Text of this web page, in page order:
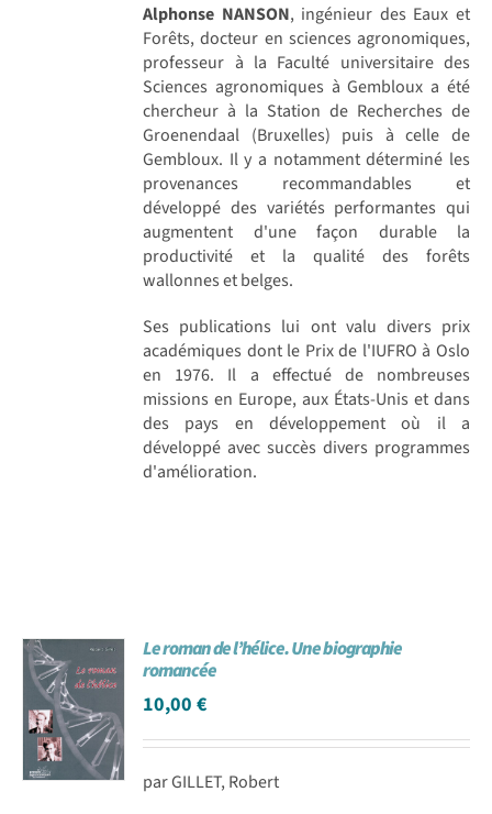
Alphonse NANSON, ingénieur des Eaux et
Forêts, docteur en sciences agronomiques,
professeur à la Faculté universitaire des
Sciences agronomiques à Gembloux a été
chercheur à la Station de Recherches de
Groenendaal (Bruxelles) puis à celle de
Gembloux. Il y a notamment déterminé les
provenances recommandables et
développé des variétés performantes qui
augmentent d'une façon durable la
productivité et la qualité des forêts
wallonnes et belges.
Ses publications lui ont valu divers prix
académiques dont le Prix de l'IUFRO à Oslo
en 1976. Il a effectué de nombreuses
missions en Europe, aux États-Unis et dans
des pays en développement où il a
développé avec succès divers programmes
d'amélioration.
Le roman de l’hélice. Une biographie
romancée
10,00€
par GILLET, Robert